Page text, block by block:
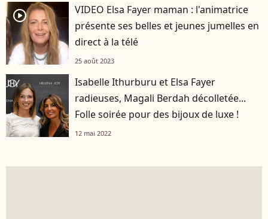
player2
VIDEO Elsa Fayer maman : l'animatrice
présente ses belles et jeunes jumelles en
direct à la télé
25 août 2023
Isabelle Ithurburu et Elsa Fayer
radieuses, Magali Berdah décolletée...
Folle soirée pour des bijoux de luxe !
12 mai 2022